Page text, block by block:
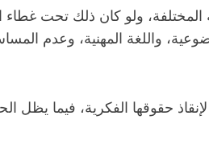
ولو كان ذلك تحت غطاء
واللغة المهنية، وعدم
حقوقها الفكرية، فيما يظل